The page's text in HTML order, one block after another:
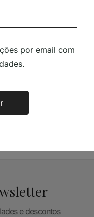
Redes Sociais
»
e descontos
por email com